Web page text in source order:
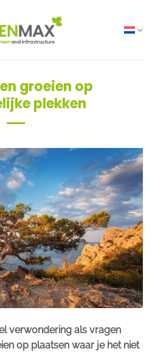
groeien op
plekken
verwondering als vragen
op plaatsen waar je het niet